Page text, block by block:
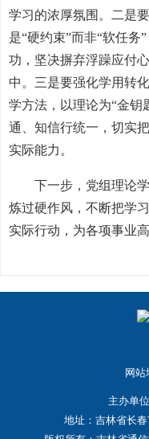
学习的浓厚氛围。二是
是“硬约束”而非“软任务
功，坚决摒弃浮躁应付
中。三是要强化学用转
学方法，以理论为“金钥
通、知信行统一，切实
实际能力。
下一步，党组理论
炼过硬作风，不断把学
实际行动，为各项事业
网站
主办单
地址：吉林省长